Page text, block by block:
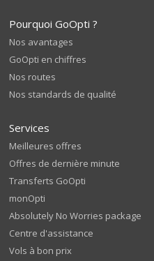
Pourquoi GoOpti ?
Nos avantages
GoOpti en chiffres
Nos routes
Nos standards de qualité
Services
Meilleures offres
Offres de dernière minute
Transferts GoOpti
monOpti
Absolutely No Worries package
Centre d'assistance
Vols à bon prix